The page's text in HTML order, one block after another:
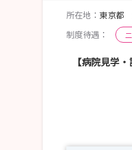
所在地： 東京都
制度待遇：
【病院見学